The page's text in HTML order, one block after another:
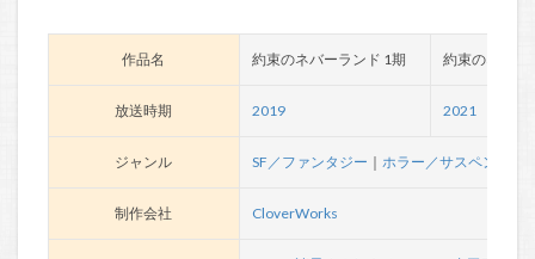
作品名 約束のネバーランド 1期 約束のネバー
放送時期 2019 2021
ジャンル SF／ファンタジー ｜ ホラー／サスペンス／
制作会社 CloverWorks